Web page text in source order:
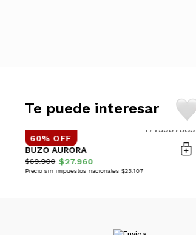
Te puede interesar
60% OFF
BUZO AURORA
$69.900 $27.960
Precio sin impuestos nacionales $23.107